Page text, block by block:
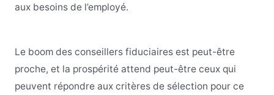
aux besoins de l’employé.
Le boom des conseillers fiduciaires est peut-être
proche, et la prospérité attend peut-être ceux qui
peuvent répondre aux critères de sélection pour ce